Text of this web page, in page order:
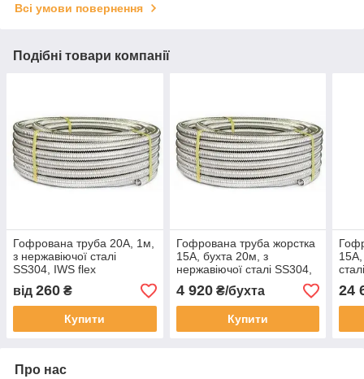
Всі умови повернення
Подібні товари компанії
Гофрована труба 20A, 1м,
з нержавіючої сталі
SS304, IWS flex
від 260 ₴
Купити
Гофрована труба жорстка
15A, бухта 20м, з
нержавіючої сталі SS304,
IWS
4 920₴/бухта
Купити
24
Про нас